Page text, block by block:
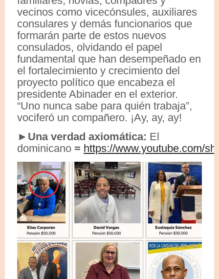
vecinos como vicecónsules, auxiliares
consulares y demás funcionarios que
formarán parte de estos nuevos
consulados, olvidando el papel
fundamental que han desempeñado en
el fortalecimiento y crecimiento del
proyecto político que encabeza el
presidente Abinader en el exterior.
“Uno nunca sabe para quién trabaja”,
vociferó un compañero. ¡Ay, ay, ay!
►Una verdad axiomática: El
dominicano = https://www.youtube.com/